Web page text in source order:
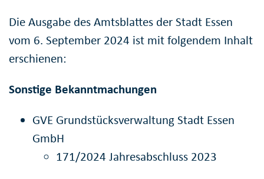
Die Ausgabe des Amtsblattes der Stadt Essen
vom 6. September 2024 ist mit folgendem Inhalt
erschienen:
Sonstige Bekanntmachungen
GVE Grundstücksverwaltung Stadt Essen
GmbH
171/2024 Jahresabschluss 2023